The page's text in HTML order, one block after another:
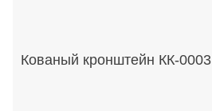
Кованый кронштейн КК-0003